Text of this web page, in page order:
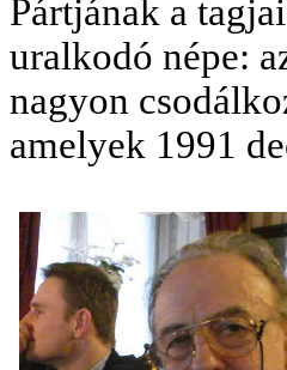
Pártjának a
uralkodó népe:
nagyon
amelyek 1991